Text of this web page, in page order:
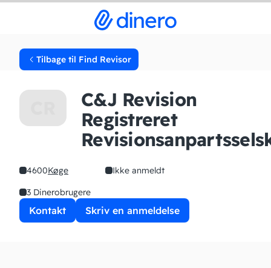
Tilbage til Find Revisor
C&J Revision
Registreret
4600Køge
Ikke anmeldt
3 Dinerobrugere
Kontakt Skriv en anmeldelse